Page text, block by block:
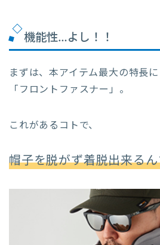
機能性…よし！！
まずは、本アイテム最大の特長
「フロントファスナー」。
これがあるコトで、
帽子を脱がず着脱出来る